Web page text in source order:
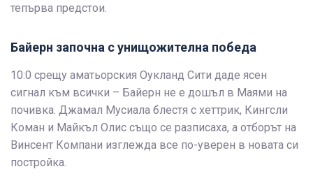
тепърва предстои.
Байерн започна с унищожителна победа
10:0 срещу аматьорския Оукланд Сити даде ясен
сигнал към всички – Байерн не е дошъл в Маями на
почивка. Джамал Мусиала блестя с хеттрик, Кингсли
Коман и Майкъл Олис също се разписаха, а отборът на
Винсент Компани изглежда все по-уверен в новата си
постройка.